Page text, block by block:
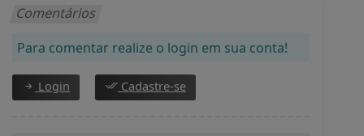
Comentários
Para comentar realize o login em sua conta!
Login Cadastre-se